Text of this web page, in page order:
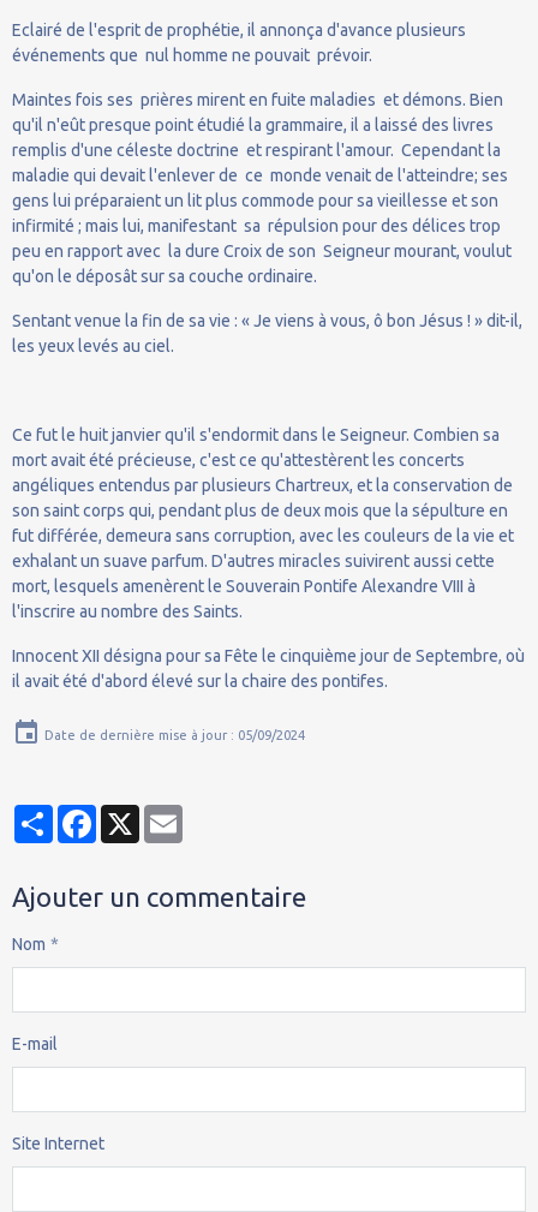
Eclairé de l'esprit de prophétie, il annonça d'avance plusieurs
événements que nul homme ne pouvait prévoir.
Maintes fois ses prières mirent en fuite maladies et démons. Bien
qu'il n'eût presque point étudié la grammaire, il a laissé des livres
remplis d'une céleste doctrine et respirant l'amour. Cependant la
maladie qui devait l'enlever de ce monde venait de l'atteindre; ses
gens lui préparaient un lit plus commode pour sa vieillesse et son
infirmité ; mais lui, manifestant sa répulsion pour des délices trop
peu en rapport avec la dure Croix de son Seigneur mourant, voulut
qu'on le déposât sur sa couche ordinaire.
Sentant venue la fin de sa vie : « Je viens à vous, ô bon Jésus ! » dit-il,
les yeux levés au ciel.
Ce fut le huit janvier qu'il s'endormit dans le Seigneur. Combien sa
mort avait été précieuse, c'est ce qu'attestèrent les concerts
angéliques entendus par plusieurs Chartreux, et la conservation de
son saint corps qui, pendant plus de deux mois que la sépulture en
fut différée, demeura sans corruption, avec les couleurs de la vie et
exhalant un suave parfum. D'autres miracles suivirent aussi cette
mort, lesquels amenèrent le Souverain Pontife Alexandre VIII à
l'inscrire au nombre des Saints.
Innocent XII désigna pour sa Fête le cinquième jour de Septembre, où
il avait été d'abord élevé sur la chaire des pontifes.
Date de dernière mise à jour : 05/09/2024
PartagerFacebook
X
Ajouter un commentaire
Nom
E-mail
Site Internet